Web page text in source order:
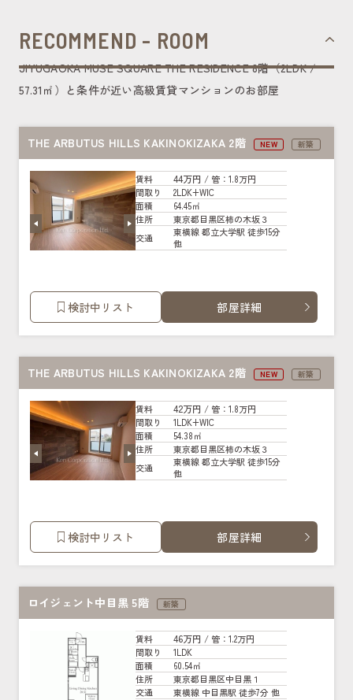
RECOMMEND - ROOM
JIYUGAOKA MUSE SQUARE THE RESIDENCE 8階（2LDK /
57.31㎡）と条件が近い高級賃貸マンションのお部屋
THE ARBUTUS HILLS KAKINOKIZAKA 2階 NEW 新築
賃料 44万円 / 管：1.8万円
間取り
2LDK+WIC
面積
64.45㎡
住所
東京都目黒区柿の木坂３
交通
東横線 都立大学駅 徒歩15分
他
検討中リスト 部屋詳細
THE ARBUTUS HILLS KAKINOKIZAKA 2階 NEW 新築
賃料 42万円 / 管：1.8万円
間取り
1LDK+WIC
面積
54.38㎡
住所
東京都目黒区柿の木坂３
交通
東横線 都立大学駅 徒歩15分
他
検討中リスト 部屋詳細
ロイジェント中目黒 5階 新築
賃料 46万円 / 管：1.2万円
間取り
1LDK
面積
60.54㎡
住所
東京都目黒区中目黒１
交通
東横線 中目黒駅 徒歩7分 他